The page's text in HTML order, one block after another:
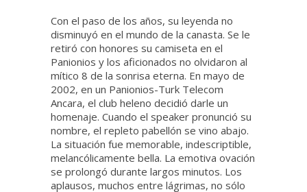
Con el paso de los años, su leyenda no
disminuyó en el mundo de la canasta. Se le
retiró con honores su camiseta en el
Panionios y los aficionados no olvidaron al
mítico 8 de la sonrisa eterna. En mayo de
2002, en un Panionios-Turk Telecom
Ancara, el club heleno decidió darle un
homenaje. Cuando el speaker pronunció su
nombre, el repleto pabellón se vino abajo.
La situación fue memorable, indescriptible,
melancólicamente bella. La emotiva ovación
se prolongó durante largos minutos. Los
aplausos, muchos entre lágrimas, no sólo